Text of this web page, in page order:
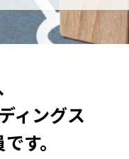
ィングス
す。